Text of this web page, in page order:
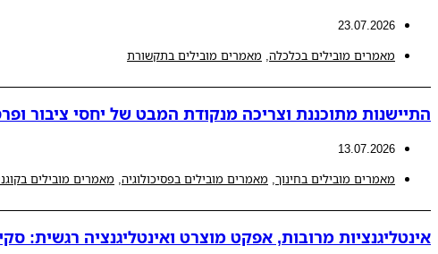
23.07.2026
מאמרים מובילים בכלכלה, מאמרים מובילים בתקשורת
התיישנות מתוכננת וצריכה מנקודת המבט של יחסי ציבור
13.07.2026
מאמרים מובילים בחינוך, מאמרים מובילים בפסיכולוגיה, מאמרים מובילים
אינטליגנציות מרובות, אפקט מוצרט ואינטליגנציה רגשית: